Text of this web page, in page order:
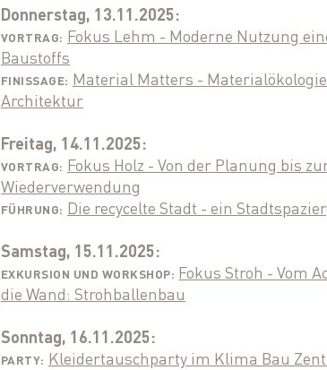
Donnerstag, 13.11.2025:
VORTRAG: Fokus Lehm - Moderne Nutzung
Baustoffs
FINISSAGE: Material Matters -
Architektur
Freitag, 14.11.2025:
VORTRAG: Fokus Holz - Von der Planung bis
Wiederverwendung
FÜHRUNG: Die recycelte Stadt - ein
Samstag, 15.11.2025:
EXKURSION UND WORKSHOP: Fokus Stroh - Vom
die Wand: Strohballenbau
Sonntag, 16.11.2025:
PARTY: Kleidertauschparty im Klima Bau